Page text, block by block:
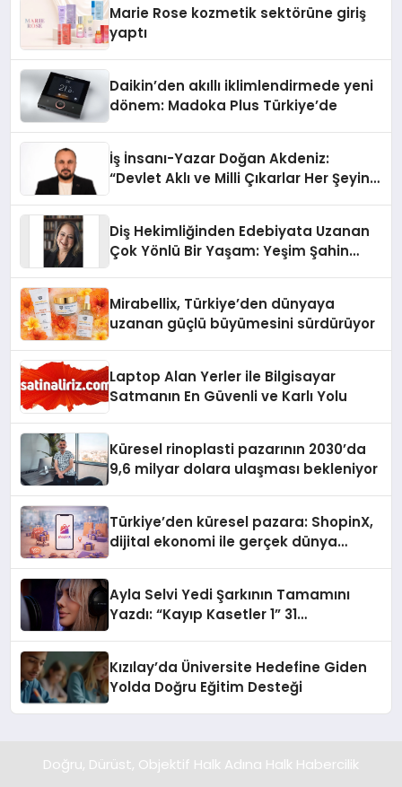
Marie Rose kozmetik sektörüne giriş
yaptı
Daikin’den akıllı iklimlendirmede yeni
dönem: Madoka Plus Türkiye’de
İş İnsanı-Yazar Doğan Akdeniz:
“Devlet Aklı ve Milli Çıkarlar Her Şeyin
Diş Hekimliğinden Edebiyata Uzanan
Çok Yönlü Bir Yaşam: Yeşim Şahin
Mirabellix, Türkiye’den dünyaya
uzanan güçlü büyümesini sürdürüyor
Laptop Alan Yerler ile Bilgisayar
Satmanın En Güvenli ve Karlı Yolu
Küresel rinoplasti pazarının 2030’da
9,6 milyar dolara ulaşması bekleniyor
Türkiye’den küresel pazara: ShopinX,
dijital ekonomi ile gerçek dünya
Ayla Selvi Yedi Şarkının Tamamını
Yazdı: “Kayıp Kasetler 1” 31
Kızılay’da Üniversite Hedefine Giden
Yolda Doğru Eğitim Desteği
Doğru, Dürüst, Objektif Halk Adına Halk Habercilik